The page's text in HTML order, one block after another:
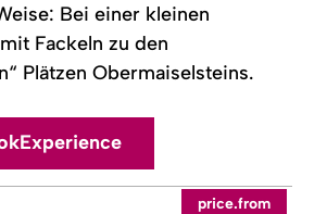
Bei einer kleinen
Fackeln zu den
Plätzen Obermaiselsteins.
price.from